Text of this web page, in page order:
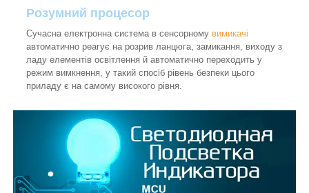
Розумний процесор
Сучасна електронна система в сенсорному вимикачі
автоматично реагує на розрив ланцюга, замикання, виходу з
ладу елементів освітлення й автоматично переходить у
режим вимкнення, у такий спосіб рівень безпеки цього
приладу є на самому високого рівня.